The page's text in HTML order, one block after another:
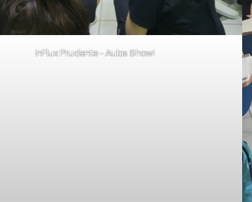
inFlux Prudente - Aulas Show!